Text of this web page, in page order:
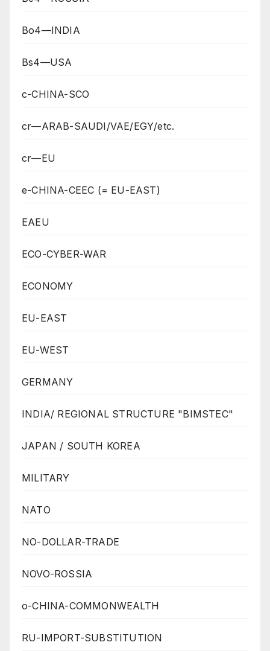
Bo4—INDIA
Bs4—USA
c-CHINA-SCO
cr—ARAB-SAUDI/VAE/EGY/etc.
cr—EU
e-CHINA-CEEC (= EU-EAST)
EAEU
ECO-CYBER-WAR
ECONOMY
EU-EAST
EU-WEST
GERMANY
INDIA/ REGIONAL STRUCTURE "BIMSTEC"
JAPAN / SOUTH KOREA
MILITARY
NATO
NO-DOLLAR-TRADE
NOVO-ROSSIA
o-CHINA-COMMONWEALTH
RU-IMPORT-SUBSTITUTION